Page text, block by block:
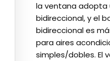
la ventana adopta
bidireccional, y el
bidireccional es
para aires
simples/dobles. El